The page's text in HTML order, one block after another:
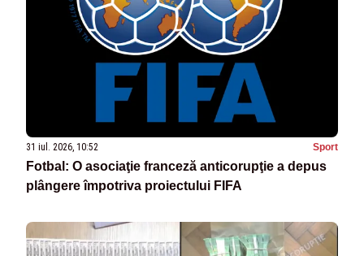
31 iul. 2026, 10:52 Sport
Fotbal: O asociaţie franceză anticorupţie a depus
plângere împotriva proiectului FIFA